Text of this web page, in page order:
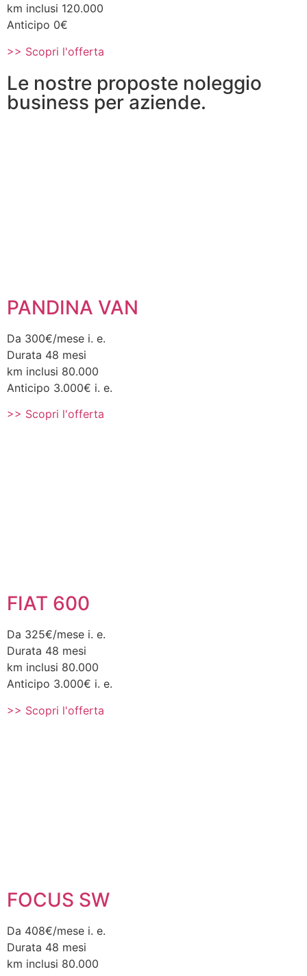
km inclusi 120.000
Anticipo 0€
>> Scopri l'offerta
Le nostre proposte noleggio
business per aziende.
PANDINA VAN
Da 300€/mese i. e.
Durata 48 mesi
km inclusi 80.000
Anticipo 3.000€ i. e.
>> Scopri l'offerta
FIAT 600
Da 325€/mese i. e.
Durata 48 mesi
km inclusi 80.000
Anticipo 3.000€ i. e.
>> Scopri l'offerta
FOCUS SW
Da 408€/mese i. e.
Durata 48 mesi
km inclusi 80.000